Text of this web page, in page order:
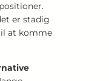
er stadig
at komme